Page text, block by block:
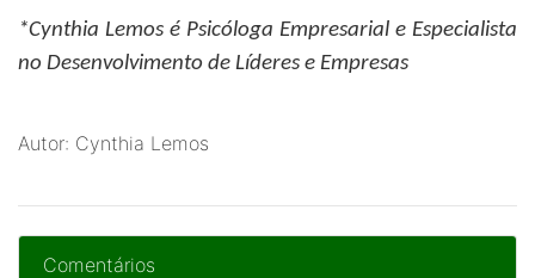
*Cynthia Lemos é Psicóloga Empresarial e Especialista
no Desenvolvimento de Líderes e Empresas
Autor: Cynthia Lemos
Comentários